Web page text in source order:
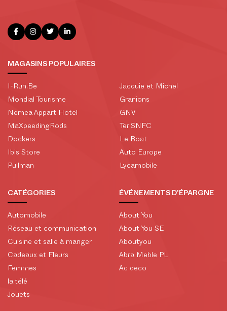
MAGASINS POPULAIRES
I-Run.Be
Mondial Tourisme
Nemea Appart Hotel
MaXpeedingRods
Dockers
Ibis Store
Pullman
Jacquie et Michel
Granions
GNV
Ter SNFC
Le Boat
Auto Europe
Lycamobile
CATÉGORIES
Automobile
Réseau et communication
Cuisine et salle à manger
Cadeaux et Fleurs
Femmes
la télé
Jouets
ÉVÉNEMENTS D'ÉPARGNE
About You
About You SE
Aboutyou
Abra Meble PL
Ac deco